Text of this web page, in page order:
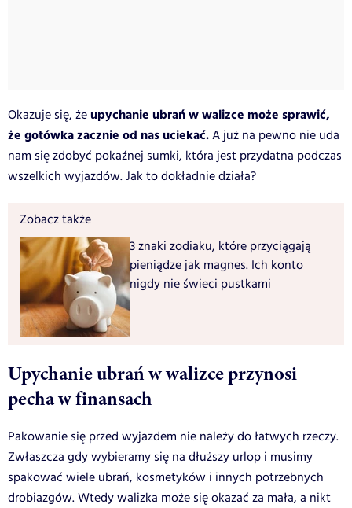
Okazuje się, żeupychanie ubrań w walizce może sprawić,
że gotówka zacznie od nas uciekać.A już na pewno nie uda
nam się zdobyć pokaźnej sumki, która jest przydatna podczas
wszelkich wyjazdów. Jak to dokładnie działa?
Zobacz także
3 znaki zodiaku, które przyciągają
pieniądze jak magnes. Ich konto
nigdy nie świeci pustkami
Upychanie ubrań w walizce przynosi
pecha w finansach
Pakowanie się przed wyjazdem nie należy do łatwych rzeczy.
Zwłaszcza gdy wybieramy się na dłuższy urlop i musimy
spakować wiele ubrań, kosmetyków i innych potrzebnych
drobiazgów. Wtedy walizka może się okazać za mała, a nikt